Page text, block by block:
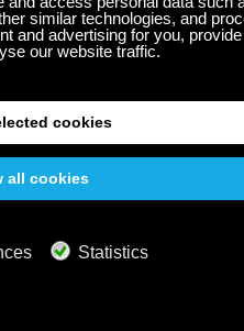
the-origins-of-
Jazz.
article/20170224-the-